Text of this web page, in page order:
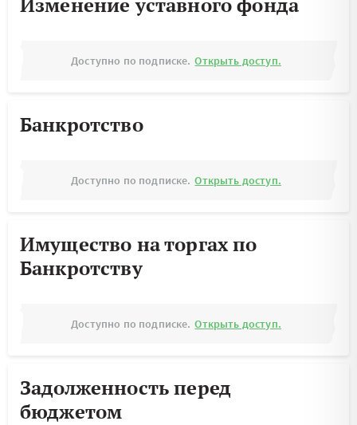
Доступно по подписке. Открыть доступ.
Банкротство
Доступно по подписке. Открыть доступ.
Имущество на торгах по
Банкротству
Доступно по подписке. Открыть доступ.
Задолженность перед
бюджетом